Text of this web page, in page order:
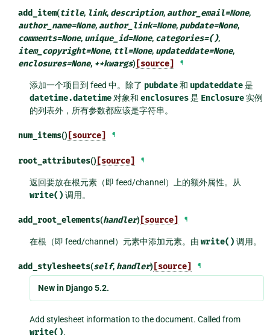
add_item(title, link, description, author_email=None,
author_name=None, author_link=None, pubdate=None,
comments=None, unique_id=None, categories=(),
item_copyright=None, ttl=None, updateddate=None,
enclosures=None, **kwargs)[source] ¶
添加一个项目到 feed 中。除了 pubdate和 updateddate是
datetime.datetime 对象和enclosures是 Enclosure实例
的列表外，所有参数都应该是字符串。
num_items()[source] ¶
root_attributes()[source] ¶
返回要放在根元素（即 feed/channel）上的额外属性。从
write() 调用。
add_root_elements(handler)[source] ¶
在根（即 feed/channel）元素中添加元素。由write() 调用。
add_stylesheets(self, handler)[source] ¶
New in Django 5.2.
Add stylesheet information to the document. Called from
write().